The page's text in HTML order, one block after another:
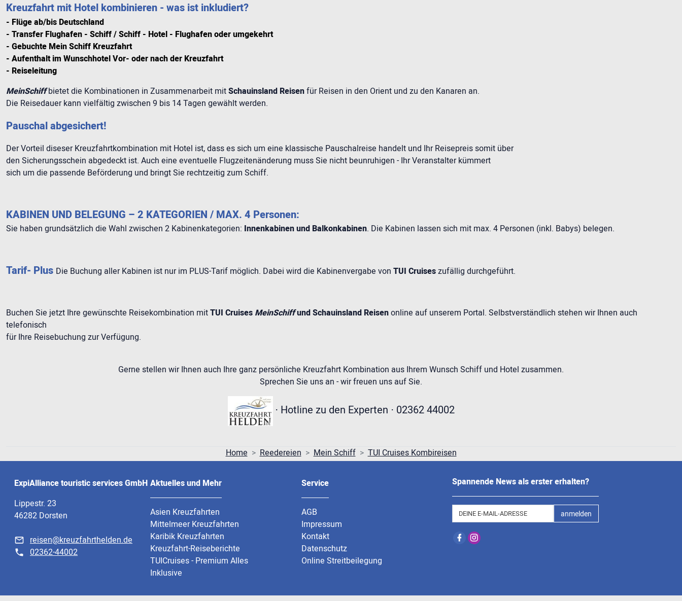
Kreuzfahrt mit Hotel kombinieren - was ist inkludiert?
- Flüge ab/bis Deutschland
- Transfer Flughafen - Schiff / Schiff - Hotel - Flughafen oder umgekehrt
- Gebuchte Mein Schiff Kreuzfahrt
- Aufenthalt im Wunschhotel Vor- oder nach der Kreuzfahrt
- Reiseleitung
MeinSchiffbietet die Kombinationen in Zusammenarbeit mitSchauinsland Reisenfür Reisen in den Orient und zu den Kanaren an.
Die Reisedauer kann vielfältig zwischen 9 bis 14 Tagen gewählt werden.
Pauschal abgesichert!
Der Vorteil diseser Kreuzfahrtkombination mit Hotel ist, dass es sich um eine klassische Pauschalreise handelt und Ihr Reisepreis somit über
den Sicherungsschein abgedeckt ist. Auch eine eventuelle Flugzeitenänderung muss Sie nicht beunruhigen - Ihr Veranstalter kümmert
sich um die passende Beförderung und bringt Sie rechtzeitig zum Schiff.
KABINEN UND BELEGUNG – 2 KATEGORIEN / MAX. 4 Personen:
Sie haben grundsätzlich die Wahl zwischen 2 Kabinenkategorien: Innenkabinen und Balkonkabinen. Die Kabinen lassen sich mit max. 4 Personen (inkl. Babys) belegen.
Tarif- Plus Die Buchung aller Kabinen ist nur im PLUS-Tarif möglich. Dabei wird die Kabinenvergabe von TUI Cruiseszufällig durchgeführt.
Buchen Sie jetzt Ihre gewünschte Reisekombination mitTUI Cruises MeinSchiffund Schauinsland Reisenonline auf unserem Portal. Selbstverständlich stehen wir Ihnen auch
telefonisch
für Ihre Reisebuchung zur Verfügung.
Gerne stellen wir Ihnen auch Ihre ganz persönliche Kreuzfahrt Kombination aus Ihrem Wunsch Schiff und Hotel zusammen.
Sprechen Sie uns an - wir freuen uns auf Sie.
⋅ Hotline zu den Experten ⋅ 02362 44002
Home Reedereien Mein Schiff TUI Cruises Kombireisen
ExpiAlliance touristic services GmbH
Lippestr. 23
46282 Dorsten
reisen@kreuzfahrthelden.de
02362-44002
Aktuelles und Mehr
Asien Kreuzfahrten
Mittelmeer Kreuzfahrten
Karibik Kreuzfahrten
Kreuzfahrt-Reiseberichte
TUICruises - Premium Alles
Inklusive
Service
AGB
Impressum
Kontakt
Datenschutz
Online Streitbeilegung
Spannende News als erster erhalten?
anmelden